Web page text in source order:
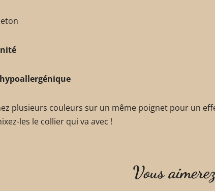
plusieurs couleurs sur un même poignet pour un
les le collier qui va avec !
Vous